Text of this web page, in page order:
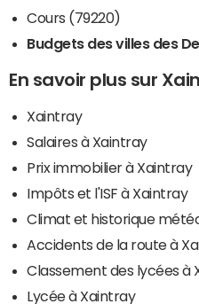
Cours (79220)
Budgets des villes des
En savoir plus sur
Xaintray
Salaires à Xaintray
Prix immobilier à Xaintray
Impôts et l'ISF à Xaintray
Climat et historique
Accidents de la route à
Classement des lycées à
Lycée à Xaintray